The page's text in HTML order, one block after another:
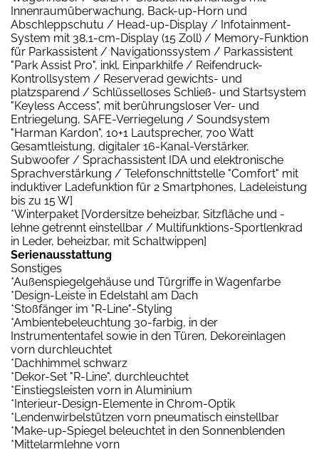
Innenraumüberwachung, Back-up-Horn und
Abschleppschutu / Head-up-Display / Infotainment-
System mit 38,1-cm-Display (15 Zoll) / Memory-Funktion
für Parkassistent / Navigationssystem / Parkassistent
"Park Assist Pro", inkl. Einparkhilfe / Reifendruck-
Kontrollsystem / Reserverad gewichts- und
platzsparend / Schlüsselloses Schließ- und Startsystem
"Keyless Access", mit berührungsloser Ver- und
Entriegelung, SAFE-Verriegelung / Soundsystem
"Harman Kardon", 10+1 Lautsprecher, 700 Watt
Gesamtleistung, digitaler 16-Kanal-Verstärker,
Subwoofer / Sprachassistent IDA und elektronische
Sprachverstärkung / Telefonschnittstelle "Comfort" mit
induktiver Ladefunktion für 2 Smartphones, Ladeleistung
bis zu 15 W]
*Winterpaket [Vordersitze beheizbar, Sitzfläche und -
lehne getrennt einstellbar / Multifunktions-Sportlenkrad
in Leder, beheizbar, mit Schaltwippen]
Serienausstattung
Sonstiges
*Außenspiegelgehäuse und Türgriffe in Wagenfarbe
*Design-Leiste in Edelstahl am Dach
*Stoßfänger im "R-Line"-Styling
*Ambientebeleuchtung 30-farbig, in der
Instrumententafel sowie in den Türen, Dekoreinlagen
vorn durchleuchtet
*Dachhimmel schwarz
*Dekor-Set "R-Line", durchleuchtet
*Einstiegsleisten vorn in Aluminium
*Interieur-Design-Elemente in Chrom-Optik
*Lendenwirbelstützen vorn pneumatisch einstellbar
*Make-up-Spiegel beleuchtet in den Sonnenblenden
*Mittelarmlehne vorn